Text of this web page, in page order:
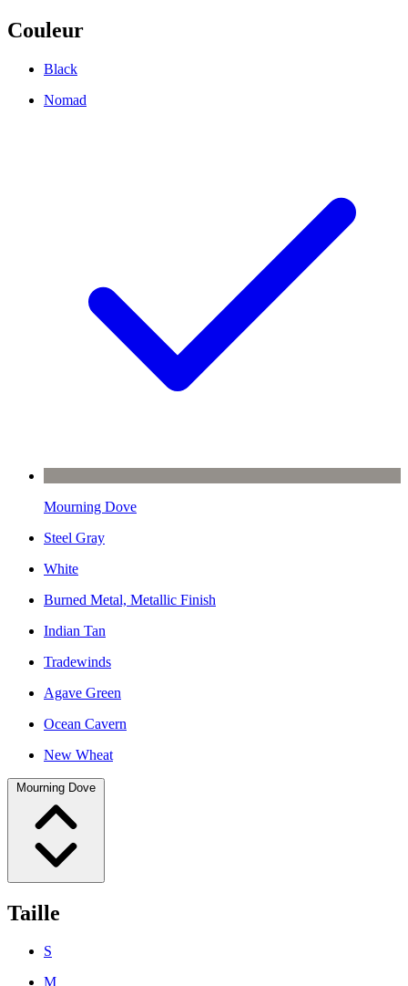
Couleur
Black
Nomad
Mourning Dove
Steel Gray
White
Burned Metal, Metallic Finish
Indian Tan
Tradewinds
Agave Green
Ocean Cavern
New Wheat
Mourning Dove
Taille
S
M